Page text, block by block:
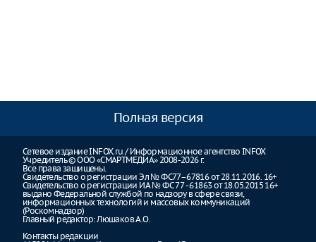
Полная версия
Сетевое издание INFOX.ru / Информационное агентство INFOX
Учредитель © ООО «СМАРТМЕДИА» 2008-2026 г.
Все права защищены.
Свидетельство о регистрации Эл № ФС77–67816 от 28.11.2016. 16+
Свидетельство о регистрации ИА № ФС 77 - 61863 от 18.05.2015 16+
выдано Федеральной службой по надзору в сфере связи,
информационных технологий и массовых коммуникаций
(Роскомнадзор)
Главный редактор: Люшаков А.О.
Контакты редакции